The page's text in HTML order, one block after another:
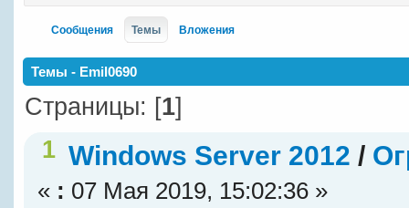
Сообщения Темы Вложения
Темы - Emil0690
Страницы: [1]
1 Windows Server 2012 /
« : 07 Мая 2019, 15:02:36 »